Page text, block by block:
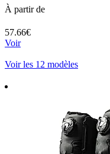
À partir de
57.66€
Voir
Voir les 12 modèles